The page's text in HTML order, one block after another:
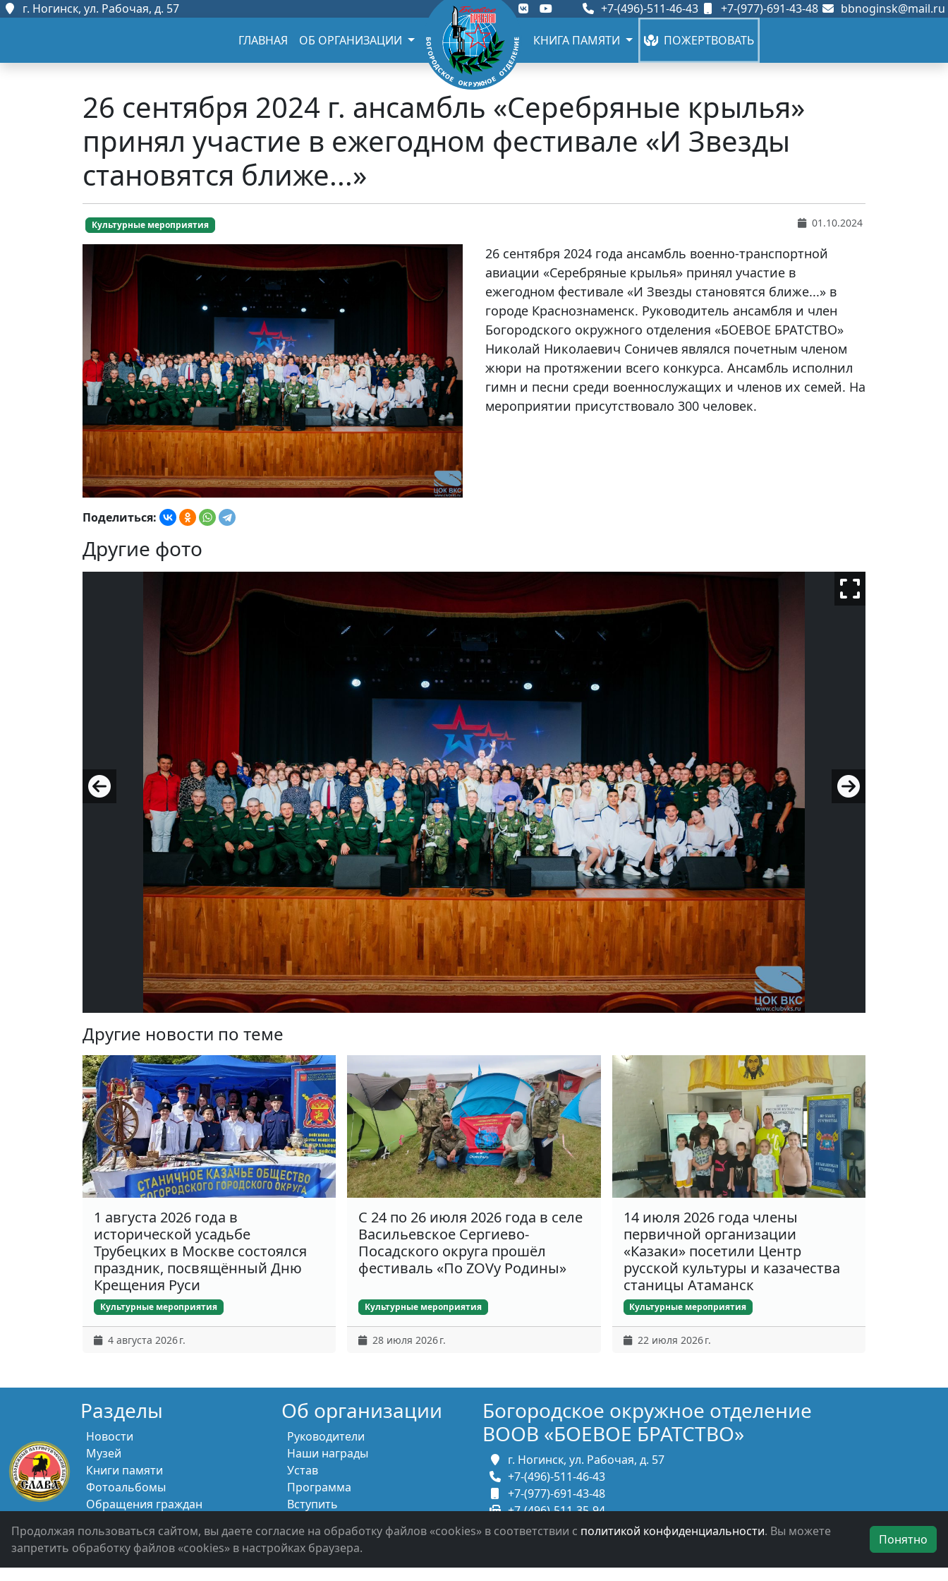
г. Ногинск, ул. Рабочая, д. 57 +7-(496)-511-46-43 +7-(977)-691-43-48 bbnoginsk@mail.ru
ГЛАВНАЯ ОБ ОРГАНИЗАЦИИ КНИГА ПАМЯТИ ПОЖЕРТВОВАТЬ
26 сентября 2024 г. ансамбль «Серебряные крылья»
принял участие в ежегодном фестивале «И Звезды
становятся ближе...»
Культурные мероприятия 01.10.2024
26 сентября 2024 года ансамбль военно-транспортной
авиации «Серебряные крылья» принял участие в
ежегодном фестивале «И Звезды становятся ближе...» в
городе Краснознаменск. Руководитель ансамбля и член
Богородского окружного отделения «БОЕВОЕ БРАТСТВО»
Николай Николаевич Соничев являлся почетным членом
жюри на протяжении всего конкурса. Ансамбль исполнил
гимн и песни среди военнослужащих и членов их семей. На
мероприятии присутствовало 300 человек.
Поделиться:
Другие фото
Другие новости по теме
1 августа 2026 года в
исторической усадьбе
Трубецких в Москве состоялся
праздник, посвящённый Дню
Крещения Руси
Культурные мероприятия
4 августа 2026 г.
С 24 по 26 июля 2026 года в селе
Васильевское Сергиево-
Посадского округа прошёл
фестиваль «По ZOVу Родины»
Культурные мероприятия
28 июля 2026 г.
14 июля 2026 года члены
первичной организации
«Казаки» посетили Центр
русской культуры и казачества
станицы Атаманск
Культурные мероприятия
22 июля 2026 г.
Разделы
Новости
Музей
Книги памяти
Фотоальбомы
Обращения граждан
семьям
Об организации
Руководители
Наши награды
Устав
Программа
Вступить
Богородское окружное отделение
ВООВ «БОЕВОЕ БРАТСТВО»
г. Ногинск, ул. Рабочая, д. 57
+7-(496)-511-46-43
+7-(977)-691-43-48
+7-(496)-511-35-94
bbnoginsk@mail.ru
Продолжая пользоваться сайтом, вы даете согласие на обработку файлов «cookies» в соответствии с политикой конфиденциальности. Вы можете
запретить обработку файлов «cookies» в настройках браузера.
Понятно